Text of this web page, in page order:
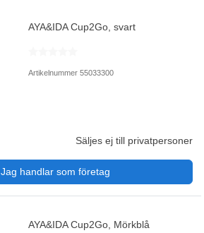
AYA&IDA Cup2Go, svart
Artikelnummer 55033300
Säljes ej till privatpersoner
Jag handlar som företag
AYA&IDA Cup2Go, Mörkblå